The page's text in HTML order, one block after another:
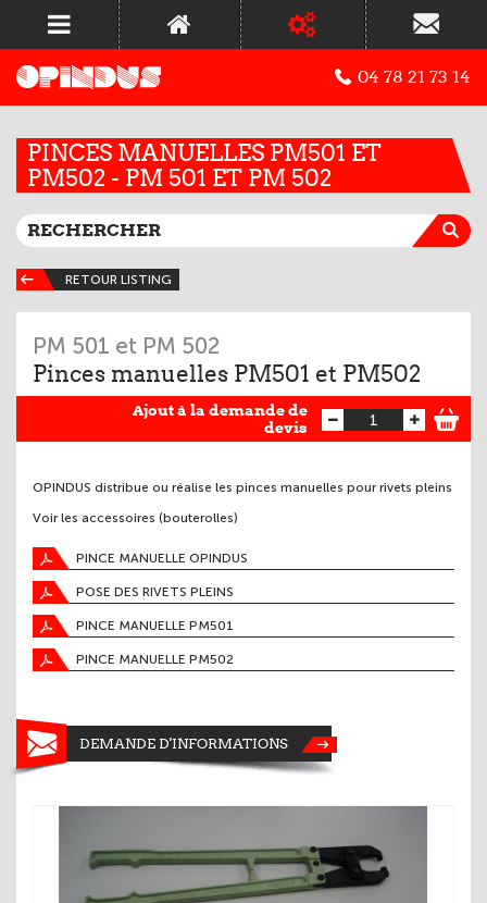
04 78 21 73 14
PINCES MANUELLES PM501 ET
PM502 - PM 501 ET PM 502
RETOUR LISTING
PM 501 et PM 502
Pinces manuelles PM501 et PM502
Ajout à la demande de
devis
OPINDUS distribue ou réalise les pinces manuelles pour rivets pleins
Voir les accessoires (bouterolles)
PINCE MANUELLE OPINDUS
POSE DES RIVETS PLEINS
PINCE MANUELLE PM501
PINCE MANUELLE PM502
DEMANDE D'INFORMATIONS